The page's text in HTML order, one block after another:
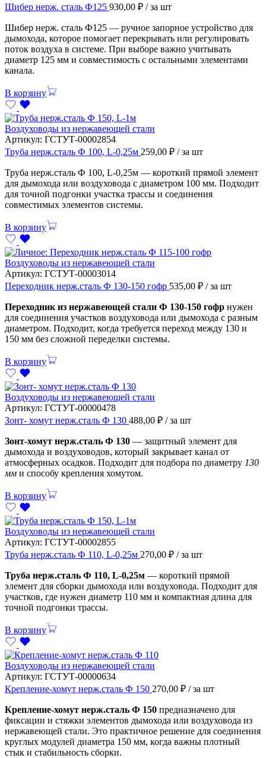
Шибер нерж. сталь Ф125 930,00 ₽ / за шт
Шибер нерж. сталь Ф125 — ручное запорное устройство для
дымохода, которое помогает перекрывать или регулировать
поток воздуха в системе. При выборе важно учитывать
диаметр 125 мм и совместимость с остальными элементами
канала.
В корзину
Воздуховоды из нержавеющей стали
Артикул: ГСТУТ-00002854
Труба нерж.сталь Ф 100, L-0,25м 259,00 ₽ / за шт
Труба нерж.сталь Ф 100, L-0,25м — короткий прямой элемент
для дымохода или воздуховода с диаметром 100 мм. Подходит
для точной подгонки участка трассы и соединения
совместимых элементов системы.
В корзину
Воздуховоды из нержавеющей стали
Артикул: ГСТУТ-00003014
Переходник нерж.сталь Ф 130-150 гофр 535,00 ₽ / за шт
Переходник из нержавеющей стали Ф 130-150 гофр нужен
для соединения участков воздуховода или дымохода с разным
диаметром. Подходит, когда требуется переход между 130 и
150 мм без сложной переделки системы.
В корзину
Воздуховоды из нержавеющей стали
Артикул: ГСТУТ-00000478
Зонт- хомут нерж.сталь Ф 130 488,00 ₽ / за шт
Зонт-хомут нерж.сталь Ф 130 — защитный элемент для
дымохода и воздуховодов, который закрывает канал от
атмосферных осадков. Подходит для подбора по диаметру 130
мм и способу крепления хомутом.
В корзину
Воздуховоды из нержавеющей стали
Артикул: ГСТУТ-00002855
Труба нерж.сталь Ф 110, L-0,25м 270,00 ₽ / за шт
Труба нерж.сталь Ф 110, L-0,25м — короткий прямой
элемент для сборки дымохода или воздуховода. Подходит для
участков, где нужен диаметр 110 мм и компактная длина для
точной подгонки трассы.
В корзину
Воздуховоды из нержавеющей стали
Артикул: ГСТУТ-00000634
Крепление-хомут нерж.сталь Ф 150 270,00 ₽ / за шт
Крепление-хомут нерж.сталь Ф 150 предназначено для
фиксации и стяжки элементов дымохода или воздуховода из
нержавеющей стали. Это практичное решение для соединения
круглых модулей диаметра 150 мм, когда важны плотный
стык и стабильность сборки.